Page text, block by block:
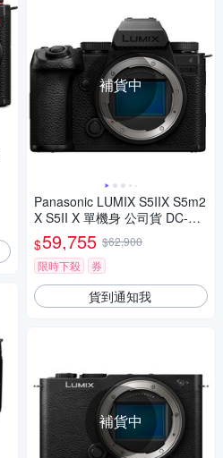
補貨中
Panasonic LUMIX S5IIX S5m2
X S5II X 單機身 公司貨 DC-S5
M2X
$59,755 $62,900
限時下殺
券
貨到通知我
補貨中